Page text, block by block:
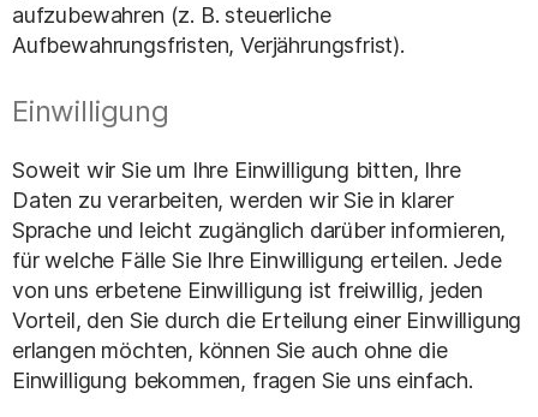
aufzubewahren (z. B. steuerliche
Aufbewahrungsfristen, Verjährungsfrist).
Einwilligung
Soweit wir Sie um Ihre Einwilligung bitten, Ihre
Daten zu verarbeiten, werden wir Sie in klarer
Sprache und leicht zugänglich darüber informieren,
für welche Fälle Sie Ihre Einwilligung erteilen. Jede
von uns erbetene Einwilligung ist freiwillig, jeden
Vorteil, den Sie durch die Erteilung einer Einwilligung
erlangen möchten, können Sie auch ohne die
Einwilligung bekommen, fragen Sie uns einfach.